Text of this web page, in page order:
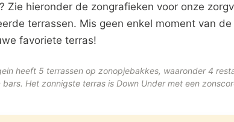
Zie hieronder de zongrafieken voor onze
terrassen. Mis geen enkel moment van
favoriete terras!
heeft 5 terrassen op zonopjebakkes, waaronder 4
bars. Het zonnigste terras is Down Under met een